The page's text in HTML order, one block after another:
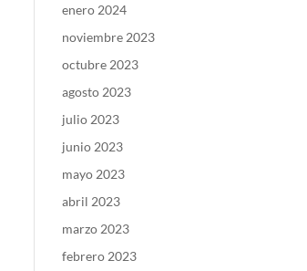
enero 2024
noviembre 2023
octubre 2023
agosto 2023
julio 2023
junio 2023
mayo 2023
abril 2023
marzo 2023
febrero 2023